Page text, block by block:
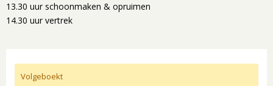
13.30 uur schoonmaken & opruimen
14.30 uur vertrek
Volgeboekt